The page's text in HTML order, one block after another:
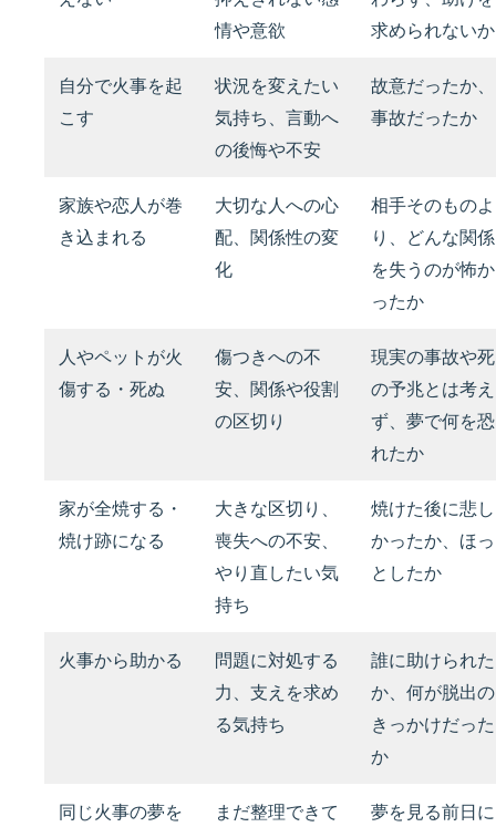
情や意欲
求められないか
自分で火事を起
こす
状況を変えたい
気持ち、言動へ
の後悔や不安
故意だったか、
事故だったか
家族や恋人が巻
き込まれる
大切な人への心
配、関係性の変
化
相手そのものよ
り、どんな関係
を失うのが怖か
ったか
人やペットが火
傷する・死ぬ
傷つきへの不
安、関係や役割
の区切り
現実の事故や死
の予兆とは考え
ず、夢で何を恐
れたか
家が全焼する・
焼け跡になる
大きな区切り、
喪失への不安、
やり直したい気
持ち
焼けた後に悲し
かったか、ほっ
としたか
火事から助かる
問題に対処する
力、支えを求め
る気持ち
誰に助けられた
か、何が脱出の
きっかけだった
か
同じ火事の夢を
まだ整理できて
夢を見る前日に